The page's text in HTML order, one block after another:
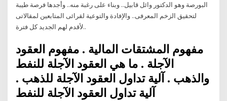
البورصة وهو الدكتور وائل قابيل.. وبناء على رغبة منه.. وأجدها فرصة طيبة
لتحقيق الزخم المعرفى.. والإفادة والتوعية لقرائى المتابعين لمقالاتى
لأقدم لهم الجديد كل فترة..
مفهوم المشتقات المالية . مفهوم العقود
الآجلة . ما هي العقود الآجلة للنفط
والذهب . آلية تداول العقود الآجلة للذهب .
آلية تداول العقود الآجلة للنفط